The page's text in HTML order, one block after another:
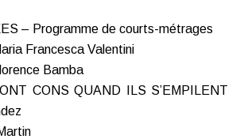
– Programme de courts-métrages
Francesca Valentini
Bamba
CONS QUAND ILS S’EMPILENT